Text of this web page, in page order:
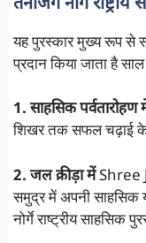
यह पुरस्कार मुख्य रूप से
प्रदान किया जाता है
1. साहसिक पर्वतारोहण
शिखर तक सफल चढ़ाई के
2. जल क्रीड़ा मेंShree
समुद्र में अपनी साहसिक
नोर्गे राष्ट्रीय साहसिक